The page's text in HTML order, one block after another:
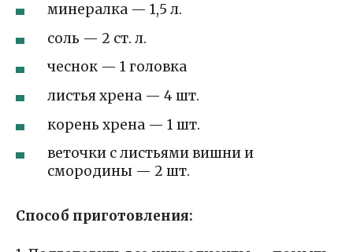
минералка — 1,5 л.
соль — 2 ст. л.
чеснок — 1 головка
листья хрена — 4 шт.
корень хрена — 1 шт.
веточки с листьями вишни и
смородины — 2 шт.
Способ приготовления: